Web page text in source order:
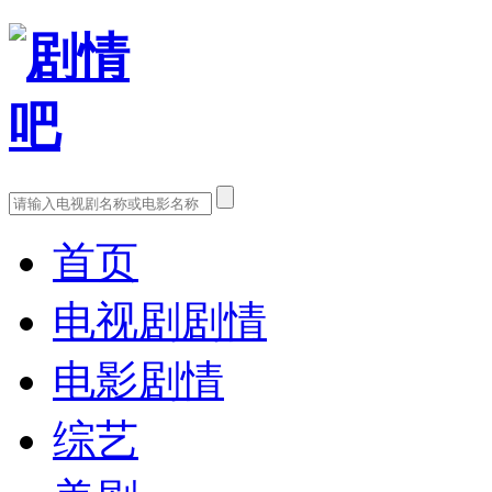
首页
电视剧剧情
电影剧情
综艺